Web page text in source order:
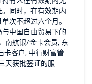
同时，在有效期内
次不超过六个月。
中国自由贸易下的
南航银/金卡会员, 东
卡客户, 中行财富管
天获批签证的服